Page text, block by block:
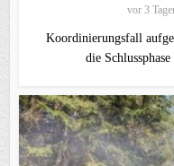
vor 3
Koordinierungsfall
die